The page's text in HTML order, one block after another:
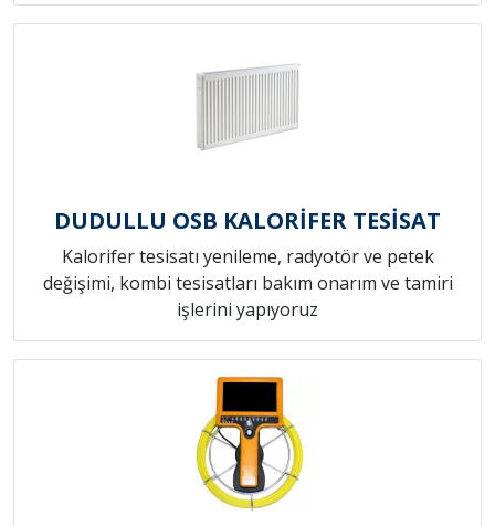
DUDULLU OSB KALORİFER TESİSAT
Kalorifer tesisatı yenileme, radyotör ve petek
değişimi, kombi tesisatları bakım onarım ve tamiri
işlerini yapıyoruz